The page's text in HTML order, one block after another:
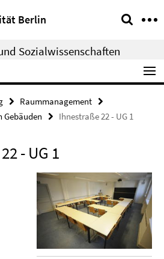
Berlin
Sozialwissenschaften
Raummanagement
Gebäuden
Ihnestraße 22 - UG 1
- UG 1